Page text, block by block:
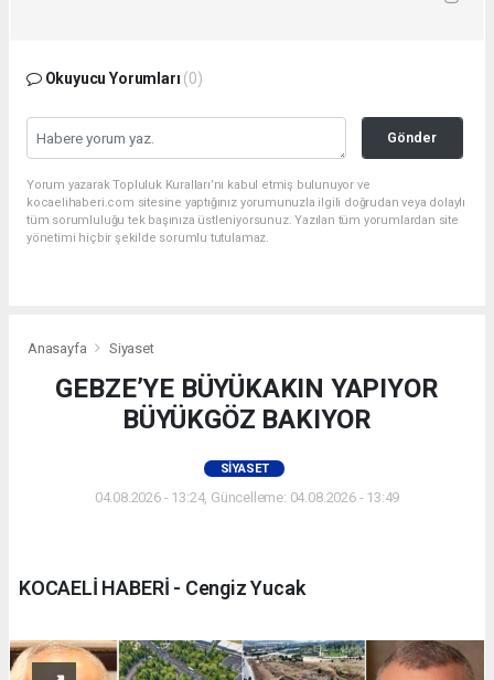
Okuyucu Yorumları (0)
Gönder
Yorum yazarak Topluluk Kuralları’nı kabul etmiş bulunuyor ve
kocaelihaberi.com sitesine yaptığınız yorumunuzla ilgili doğrudan veya dolaylı
tüm sorumluluğu tek başınıza üstleniyorsunuz. Yazılan tüm yorumlardan site
yönetimi hiçbir şekilde sorumlu tutulamaz.
Anasayfa Siyaset
GEBZE’YE BÜYÜKAKIN YAPIYOR
BÜYÜKGÖZ BAKIYOR
SIYASET
04.08.2026 - 13:24, Güncelleme: 04.08.2026 - 13:49
KOCAELİ HABERİ - Cengiz Yucak